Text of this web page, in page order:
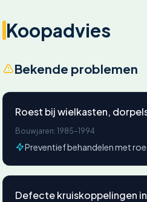
Koopadvies
Bekende problemen
Roest bij wielkasten,
Bouwjaren: 1985-1994
Preventief behandelen met
Defecte kruiskoppelingen